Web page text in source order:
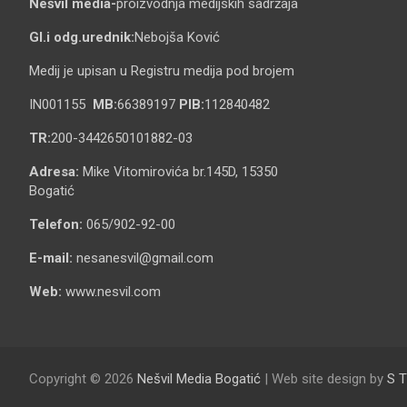
Gl.i odg.urednik:Nebojša Ković
Medij je upisan u Registru medija pod brojem
IN001155 MB:66389197 PIB:112840482
TR:200-3442650101882-03
Adresa: Mike Vitomirovića br.145D, 15350
Bogatić
Telefon: 065/902-92-00
E-mail: nesanesvil@gmail.com
Web: www.nesvil.com
Copyright © 2026 Nešvil Media Bogatić | Web site design by S